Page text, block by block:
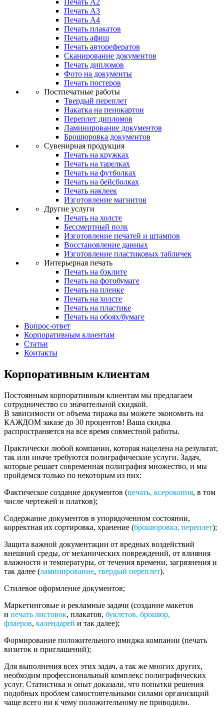
Печать А3
Печать А4
Печать плакатов
Печать афиш
Печать авторефератов
Сканирование документов
Печать дипломов
Фото на документы
Печать постеров
Постпечатные работы
Твердый переплет
Накатка на пенокартон
Переплет дипломов
Ламинирование документов
Брошюровка документов
Сувенирная продукция
Печать на кружках
Печать на тарелках
Печать на футболках
Печать на бейсболках
Печать наклеек
Изготовление магнитов
Другие услуги
Печать на холсте
Бессмертный полк
Изготовление печатей и штампов
Восстановление данных
Изготовление пластиковых табличек
Интерьерная печать
Печать на бэклите
Печать на фотобумаге
Печать на пленке
Печать на холсте
Печать на пластике
Печать на обоях/бумаге
Вопрос-ответ
Корпоративным клиентам
Статьи
Контакты
Корпоративным клиентам
Постоянным корпоративным клиентам мы предлагаем
сотрудничество со значительной скидкой.
В зависимости от объема тиража вы можете экономить на
КАЖДОМ заказе до 30 процентов! Ваша скидка
распространяется на все время совместной работы.
Практически любой компании, которая нацелена на результат,
так или иначе требуются полиграфические услуги. Задач,
которые решает современная полиграфия множество, и мы
пройдемся только по некоторым из них:
Фактическое создание документов (печать, ксерокопия, в том
числе чертежей и платков);
Содержание документов в упорядоченном состоянии,
корректная их сортировка, хранение (брошюровка, переплет);
Защита важной документации от вредных воздействий
внешний среды, от механических повреждений, от влияния
влажности и температуры, от течения времени, загрязнения и
так далее (ламинирование, твердый переплет).
Стилевое оформление документов;
Маркетинговые и рекламные задачи (создание макетов
и печать листовок, плакатов, буклетов, брошюр,
флаеров, календарей и так далее);
Формирование положительного имиджа компании (печать
визиток и приглашений);
Для выполнения всех этих задач, а так же многих других,
необходим профессиональный комплекс полиграфических
услуг. Статистика и опыт доказали, что попытки решения
подобных проблем самостоятельными силами организаций
чаще всего ни к чему положительному не приводили.